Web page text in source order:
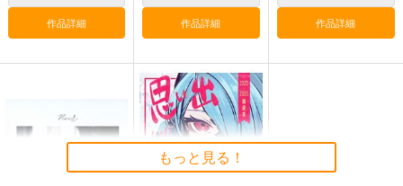
カンフーフルーツポン
Noir【サイン入り】
湿度99%
1,572円（税込）
作品詳細 作品詳細 作品詳細
もっと見る！